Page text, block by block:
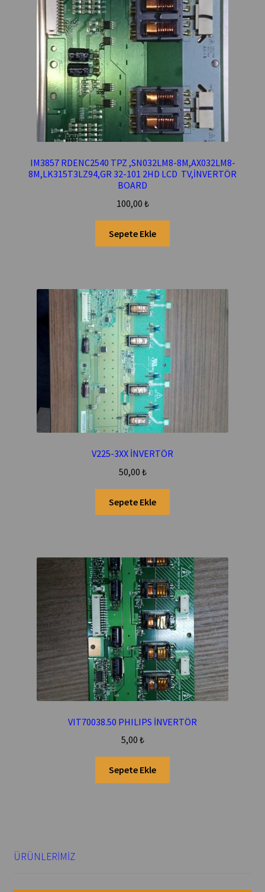
IM3857 RDENC2540 TPZ ,SN032LM8-8M,AX032LM8-
8M,LK315T3LZ94,GR 32-101 2HD LCD TV,İNVERTÖR
BOARD
100,00 ₺
Sepete Ekle
V225-3XX İNVERTÖR
50,00 ₺
Sepete Ekle
VIT70038.50 PHILIPS İNVERTÖR
5,00 ₺
Sepete Ekle
ÜRÜNLERİMİZ